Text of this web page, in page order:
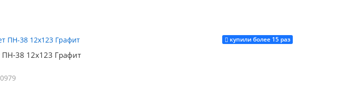
Купить
купили более 15 раз
ПН-38 12х123 Графит